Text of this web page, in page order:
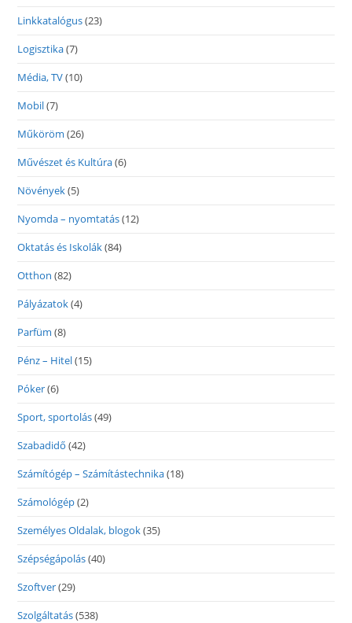
Linkkatalógus(23)
Logisztika(7)
Média, TV(10)
Mobil(7)
Műköröm (26)
Művészet és Kultúra(6)
Növények(5)
Nyomda – nyomtatás(12)
Oktatás és Iskolák(84)
Otthon (82)
Pályázatok(4)
Parfüm (8)
Pénz – Hitel(15)
Póker(6)
Sport, sportolás(49)
Szabadidő (42)
Számítógép – Számítástechnika(18)
Számológép(2)
Személyes Oldalak, blogok(35)
Szépségápolás(40)
Szoftver(29)
Szolgáltatás(538)